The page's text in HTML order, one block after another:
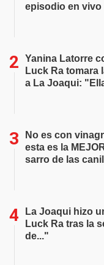
episodio en vivo
Yanina Latorre
Luck Ra tomara
a La Joaqui:
No es con
esta es la
sarro de las
La Joaqui hizo
Luck Ra tras la
de..."